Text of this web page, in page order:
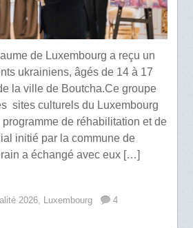
de Luxembourg a reçu un
ukrainiens, âgés de 14 à 17
la ville de Boutcha.Ce groupe
sites culturels du Luxembourg
programme de réhabilitation et de
initié par la commune de
a échangé avec eux […]
2026, Luxembourg
4